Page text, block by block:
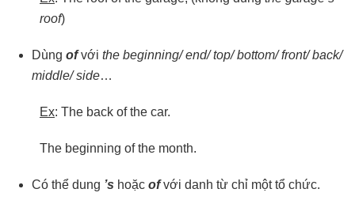
roof)
Dùng ofvới the beginning/ end/ top/ bottom/ front/ back/
middle/ side…
Ex: The back of the car.
The beginning of the month.
Có thể dung ’s hoặc ofvới danh từ chỉ một tổ chức.